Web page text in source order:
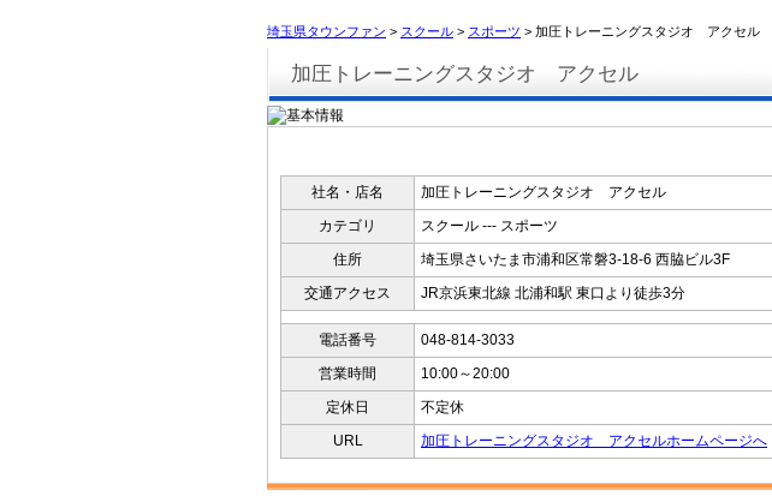
埼玉県タウンファン > スクール > スポーツ > 加圧トレーニングスタジオ アクセル
加圧トレーニングスタジオ アクセル
社名・店名
加圧トレーニングスタジオ アクセル
カテゴリ
スクール --- スポーツ
住所
埼玉県さいたま市浦和区常磐3-18-6 西脇ビル3F
交通アクセス
JR京浜東北線 北浦和駅 東口より徒歩3分
電話番号
048-814-3033
営業時間
10:00～20:00
定休日
不定休
URL
加圧トレーニングスタジオ アクセルホームページへ